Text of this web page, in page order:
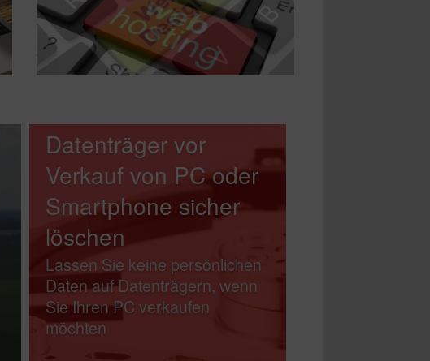
Datenträger vor
Verkauf von PC oder
Smartphone sicher
löschen
Lassen Sie keine persönlichen
Daten auf Datenträgern, wenn
Sie Ihren PC verkaufen
möchten